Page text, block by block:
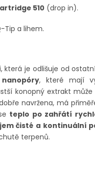
510 (drop in).
Tip a lihem.
která je odlišuje od
nanopóry, které mají
konopný extrakt může
navržena, má
teplo po zahřátí
čisté a kontinuální
terpenů.